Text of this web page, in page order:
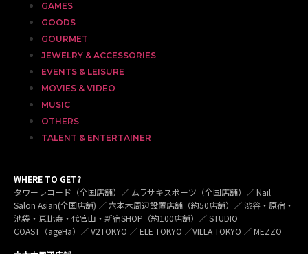
GAMES
GOODS
GOURMET
JEWELRY & ACCESSORIES
EVENTS & LEISURE
MOVIES & VIDEO
MUSIC
OTHERS
TALENT & ENTERTAINER
WHERE TO GET?
タワーレコード（全国店舗）／ ムラサキスポーツ（全国店舗）／ Nail
Salon Asian(全国店舗) ／ 六本木周辺設置店舗（約50店舗）／ 渋谷・原宿・
池袋・恵比寿・代官山・新宿SHOP（約100店舗）／ STUDIO
COAST（ageHa）／ V2TOKYO ／ ELE TOKYO ／VILLA TOKYO ／ MEZZO